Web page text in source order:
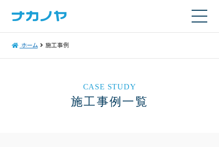
ホーム 施工事例
CASE STUDY
施工事例一覧